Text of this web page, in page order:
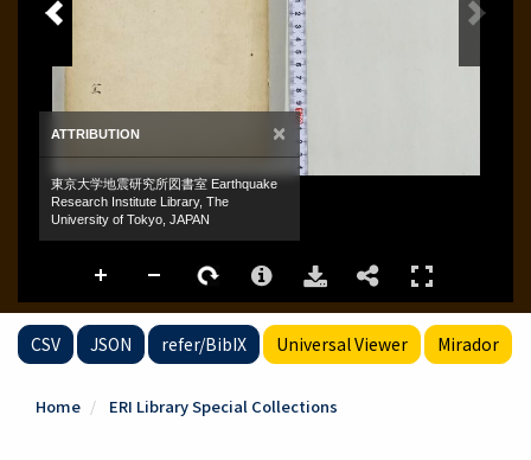
CSV JSON refer/BibIX Universal Viewer Mirador
Home ERI Library Special Collections